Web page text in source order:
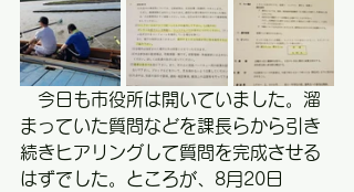
今日も市役所は開いていました。溜
まっていた質問などを課長らから引き
続きヒアリングして質問を完成させる
はずでした。ところが、8月20日